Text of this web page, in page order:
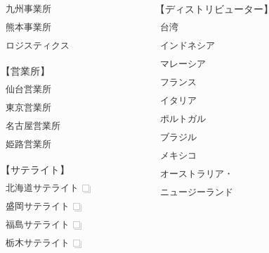
九州事業所
熊本事業所
ロジスティクス
【営業所】
仙台営業所
東京営業所
名古屋営業所
姫路営業所
【サテライト】
北海道サテライト
盛岡サテライト
福島サテライト
栃木サテライト
【ディストリビューター】
台湾
インドネシア
マレーシア
フランス
イタリア
ポルトガル
ブラジル
メキシコ
オーストラリア・
ニュージーランド